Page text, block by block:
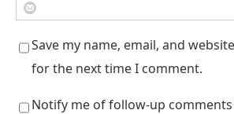
Save my name, email, and
for the next time I comment.
Notify me of follow-up comments